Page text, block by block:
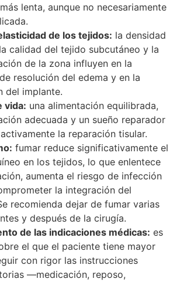
lenta, aunque no necesariamente
de los tejidos: la densidad
calidad del tejido subcutáneo y la
de la zona influyen en la
resolución del edema y en la
del implante.
vida: una alimentación equilibrada,
adecuada y un sueño reparador
la reparación tisular.
fumar reduce significativamente el
en los tejidos, lo que enlentece
aumenta el riesgo de infección
la integración del
recomienda dejar de fumar varias
y después de la cirugía.
de las indicaciones médicas: es
el que el paciente tiene mayor
con rigor las instrucciones
—medicación, reposo,